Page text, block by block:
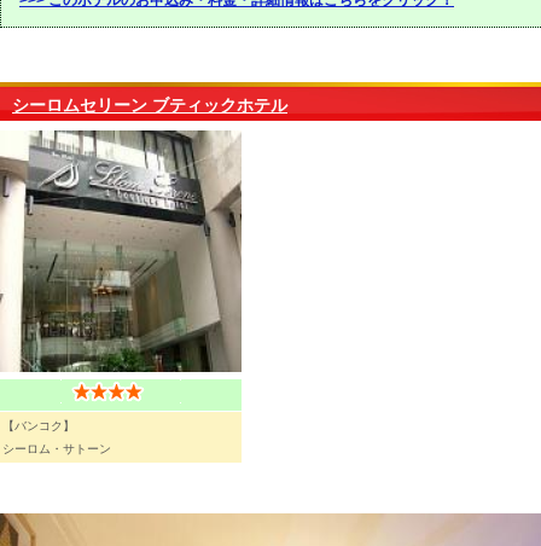
シーロムセリーン ブティックホテル
【バンコク】
シーロム・サトーン